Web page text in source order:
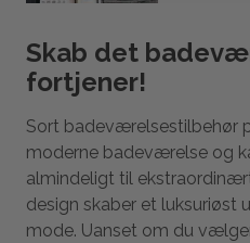
Skab det
fortjener!
Sort badeværelsestilbehør
moderne badeværelse og
almindeligt til
design skaber et luksuriøst
mode. Uanset om du